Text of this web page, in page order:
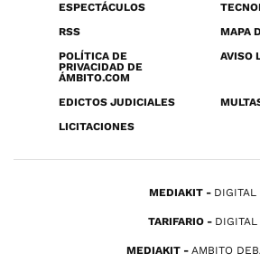
ESPECTÁCULOS
RSS
MAPA
POLÍTICA DE
PRIVACIDAD DE
ÁMBITO.COM
AVISO
EDICTOS JUDICIALES
LICITACIONES
MEDIAKIT DIGITAL
TARIFARIO DIGITAL
MEDIAKIT AMBITO